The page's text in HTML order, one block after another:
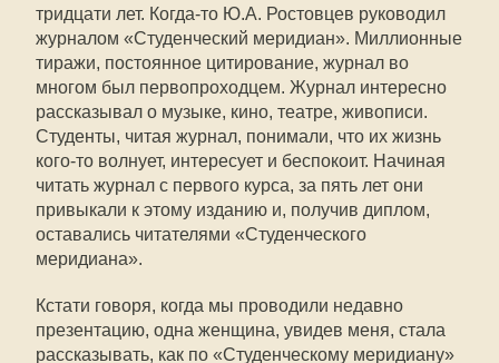
тридцати лет. Когда-то Ю.А. Ростовцев руководил
журналом «Студенческий меридиан». Миллионные
тиражи, постоянное цитирование, журнал во
многом был первопроходцем. Журнал интересно
рассказывал о музыке, кино, театре, живописи.
Студенты, читая журнал, понимали, что их жизнь
кого-то волнует, интересует и беспокоит. Начиная
читать журнал с первого курса, за пять лет они
привыкали к этому изданию и, получив диплом,
оставались читателями «Студенческого
меридиана».
Кстати говоря, когда мы проводили недавно
презентацию, одна женщина, увидев меня, стала
рассказывать, как по «Студенческому меридиану»